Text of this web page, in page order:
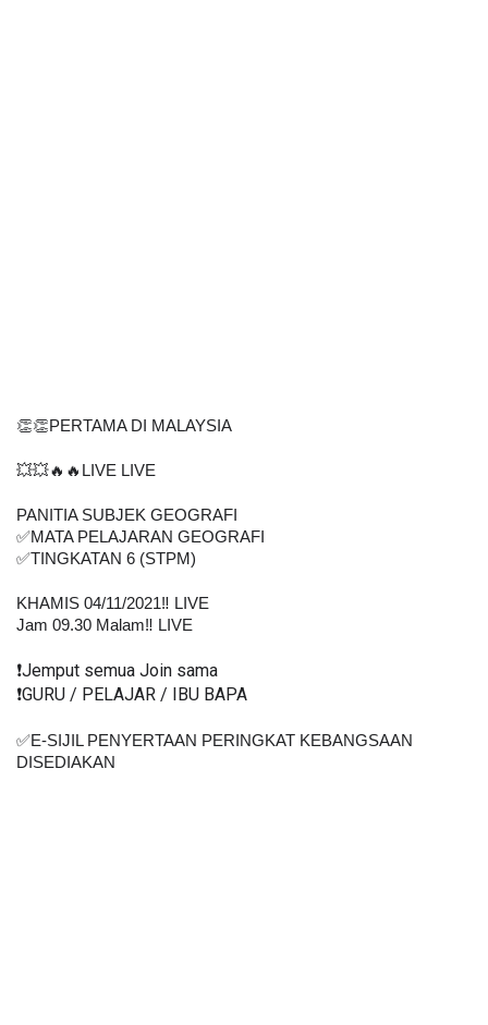
👏👏PERTAMA DI MALAYSIA
💥💥🔥🔥LIVE LIVE
PANITIA SUBJEK GEOGRAFI
✅MATA PELAJARAN GEOGRAFI
✅TINGKATAN 6 (STPM)
KHAMIS 04/11/2021‼️ LIVE
Jam 09.30 Malam‼️ LIVE
❗️Jemput semua Join sama
❗️GURU / PELAJAR / IBU BAPA
✅E-SIJIL PENYERTAAN PERINGKAT KEBANGSAAN
DISEDIAKAN